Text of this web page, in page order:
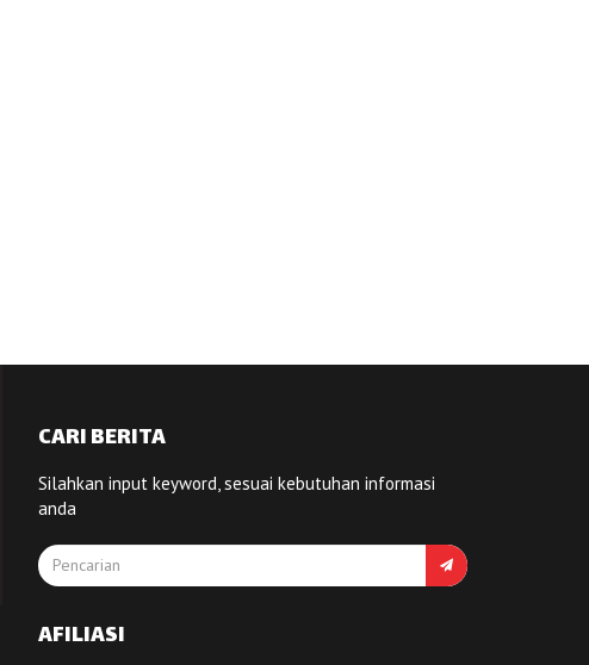
CARI BERITA
Silahkan input keyword, sesuai kebutuhan informasi
anda
AFILIASI